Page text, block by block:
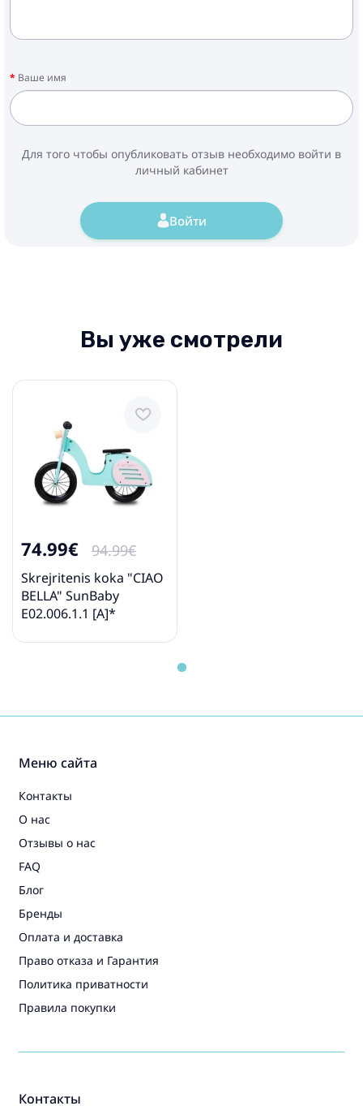
Ваше имя
Для того чтобы опубликовать отзыв необходимо войти в
личный кабинет
Войти
Вы уже смотрели
74.99€ 94.99€
Skrejritenis koka "CIAO
BELLA" SunBaby
E02.006.1.1 [A]*
Контакты
Меню сайта
Контакты
О нас
Отзывы о нас
FAQ
Блог
Бренды
Оплата и доставка
Право отказа и Гарантия
Политика приватности
Правила покупки